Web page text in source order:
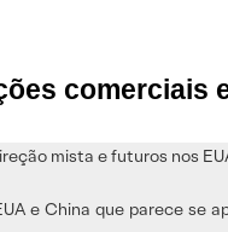
comerciais
mista e futuros nos
e China que parece se